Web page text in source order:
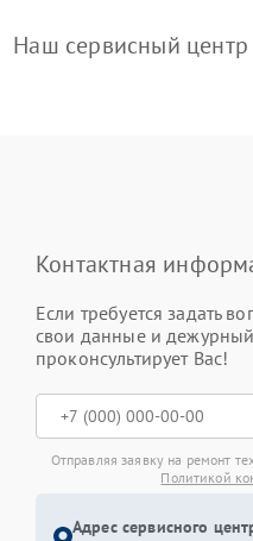
Наш сервисный
Контактная
Если требуется задать
свои данные и
проконсультирует Вас!
Отправляя заявку на ремонт
Политикой
Адрес сервисного